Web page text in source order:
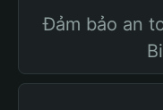
Đảm bảo an